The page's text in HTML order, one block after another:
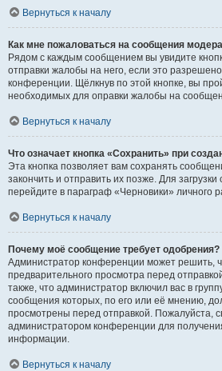
Вернуться к началу
Как мне пожаловаться на сообщения
Рядом с каждым сообщением вы увидите
отправки жалобы на него, если это
конференции. Щёлкнув по этой кнопке, вы
необходимых для оправки жалобы на
Вернуться к началу
Что означает кнопка «Сохранить» при
Эта кнопка позволяет вам сохранять
закончить и отправить их позже. Для
перейдите в параграф «Черновики» личного
Вернуться к началу
Почему моё сообщение требует одобрения?
Администратор конференции может решить,
предварительного просмотра перед
также, что администратор включил вас в
сообщения которых, по его или её мнению,
просмотрены перед отправкой. Пожалуйста,
администратором конференции для
информации.
Вернуться к началу